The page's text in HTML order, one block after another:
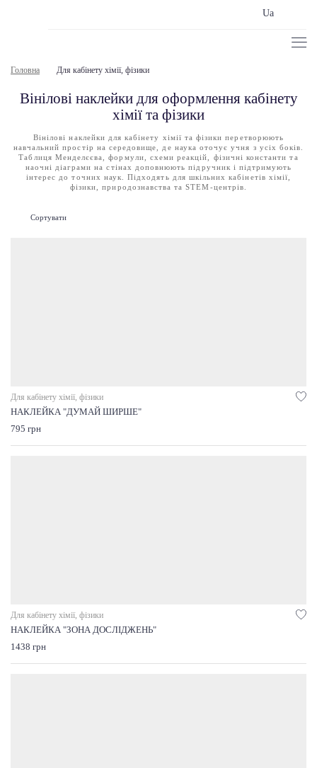
Ua
Головна Для кабінету хімії, фізики
Вінілові наклейки для оформлення кабінету
хімії та фізики
Вінілові наклейки для кабінету хімії та фізики перетворюють
навчальний простір на середовище, де наука оточує учня з усіх боків.
Таблиця Менделєєва, формули, схеми реакцій, фізичні константи та
наочні діаграми на стінах доповнюють підручник і підтримують
інтерес до точних наук. Підходять для шкільних кабінетів хімії,
фізики, природознавства та STEM-центрів.
Сортувати
Для кабінету хімії, фізики
НАКЛЕЙКА "ДУМАЙ ШИРШЕ"
795 грн
Для кабінету хімії, фізики
НАКЛЕЙКА "ЗОНА ДОСЛІДЖЕНЬ"
1438 грн